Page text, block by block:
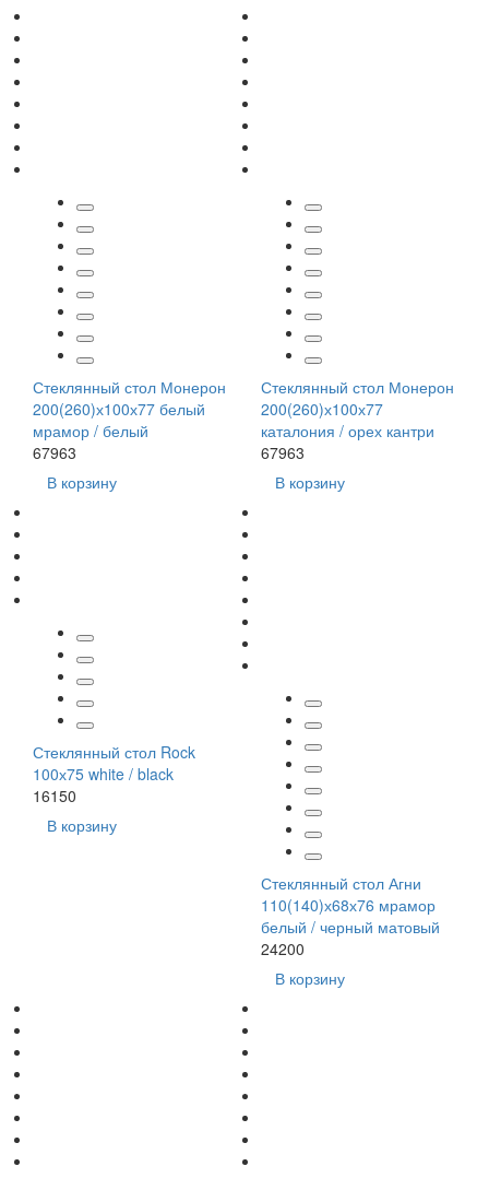
Стеклянный стол Монерон
200(260)х100х77 белый
мрамор / белый
67963
В корзину
Стеклянный стол Монерон
200(260)х100х77
каталония / орех кантри
67963
В корзину
Стеклянный стол Rock
100х75 white / black
16150
В корзину
Стеклянный стол Агни
110(140)х68х76 мрамор
белый / черный матовый
24200
В корзину